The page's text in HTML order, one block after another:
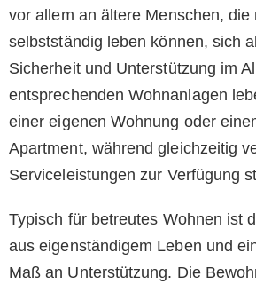
vor allem an ältere Menschen, die
selbstständig leben können, sich
Sicherheit und Unterstützung im
entsprechenden Wohnanlagen
einer eigenen Wohnung oder
Apartment, während gleichzeitig
Serviceleistungen zur Verfügung
Typisch für betreutes Wohnen ist
aus eigenständigem Leben und
Maß an Unterstützung. Die